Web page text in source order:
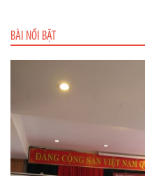
BÀI NỔI BẬT